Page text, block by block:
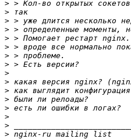
>
>
>
>
>
>
>
>
>
>
>
>
>
>
>
>